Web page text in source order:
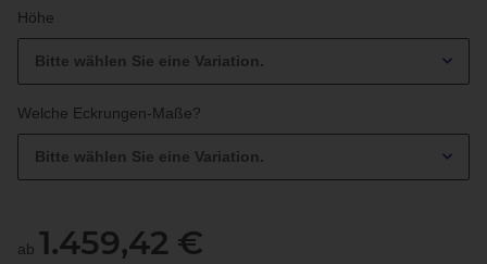
Höhe
Bitte wählen Sie eine Variation.
Welche Eckrungen-Maße?
Bitte wählen Sie eine Variation.
ab 1.459,42 €